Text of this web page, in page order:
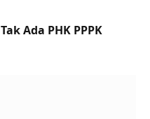
Ada PHK PPPK